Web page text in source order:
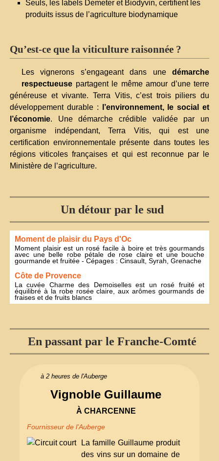
Seuls, les labels Demeter et Biodyvin, certifient les
produits issus de l’agriculture biodynamique
Qu’est-ce que la viticulture raisonnée ?
Les vignerons s’engageant dans une démarche
respectueuse partagent le même amour d’une terre
généreuse et vivante. Terra Vitis, c’est trois piliers du
développement durable : l’environnement, le social et
l’économie. Une démarche crédible validée par un
organisme indépendant, Terra Vitis, qui est une
certification environnementale présente dans toutes les
régions viticoles françaises et qui est reconnue par le
Ministère de l’agriculture.
Un détour par le sud
Moment de plaisir du Pays d'Oc
Moment plaisir est un rosé facile à boire et très gourmands
avec une belle robe pétale de rose claire et une bouche
gourmande et fruitée - Cépages : Cinsault, Syrah, Grenache
Côte de Provence
La cuvée Charme des Demoiselles est un rosé fruité et
équilibré à la robe rosée claire, aux arômes gourmands de
fraises et de fruits blancs
En passant par le Franche-Comté
Vignoble Guillaume
À CHARCENNE
Fournisseur de l'Auberge
La famille Guillaume produit
des vins sur un domaine de
à 2 heures de l'Auberge